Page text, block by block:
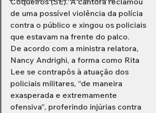
de uma possível violência da polícia
contra o público e xingou os policiais
que estavam na frente do palco.
De acordo com a ministra relatora,
Nancy Andrighi, a forma como Rita
Lee se contrapôs à atuação dos
policiais militares, “de maneira
exasperada e extremamente
ofensiva”, proferindo injúrias contra